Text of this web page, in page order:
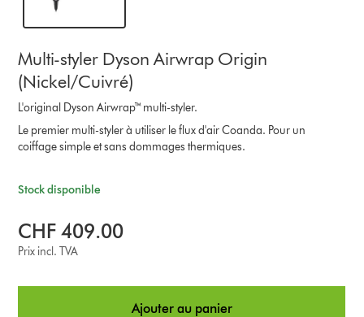
Multi-styler Dyson Airwrap Origin
(Nickel/Cuivré)
L'original Dyson Airwrap™ multi-styler.
Le premier multi-styler à utiliser le flux d'air Coanda. Pour un
coiffage simple et sans dommages thermiques.
Stock disponible
CHF 409.00
Prix incl. TVA
Ajouter au panier